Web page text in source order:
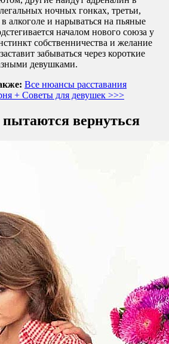
ночных гонках, третьи,
в алкоголе и нарываться на пьяные
началом нового союза у
собственничества и желание
забываться через короткие
девушками.
Все нюансы расставания
+ Советы для девушек >>>
вернуться